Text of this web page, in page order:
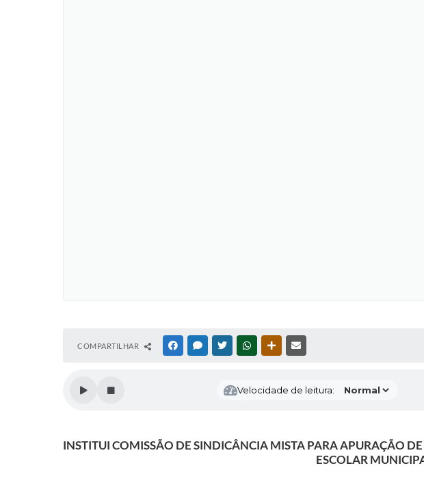
COMPARTILHAR FACEBOOKMESSENGER
TWITTERWHATSAPPOUTRAS MÍDIAS
Velocidade de leitura:
INSTITUI COMISSÃO DE SINDICÂNCIA MISTA PARA APURAÇÃO
ESCOLAR